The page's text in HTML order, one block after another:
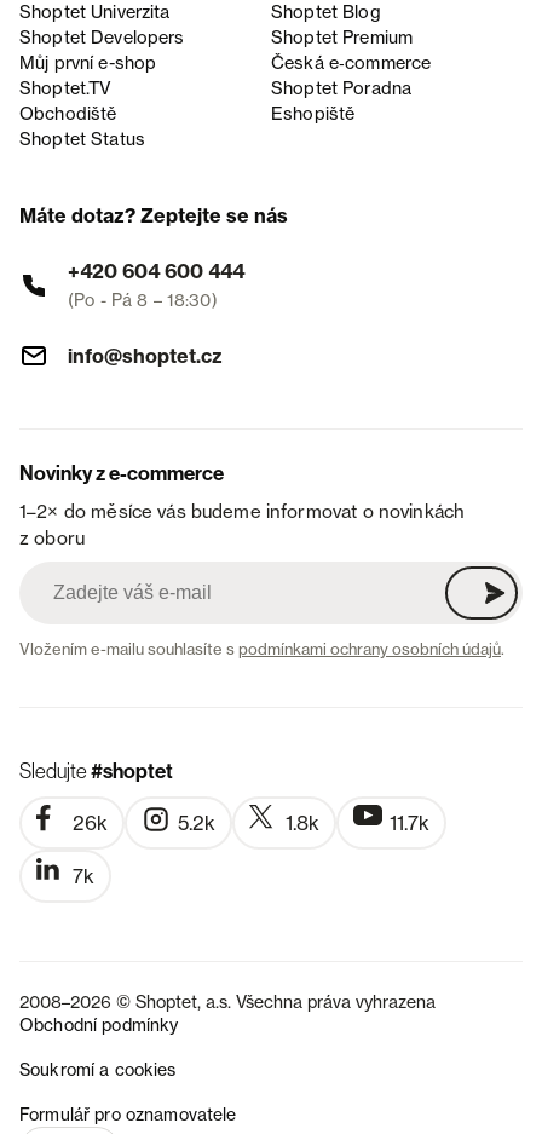
Shoptet Univerzita
Shoptet Blog
Shoptet Developers
Shoptet Premium
Můj první e-shop
Česká e‑commerce
Shoptet.TV
Shoptet Poradna
Obchodiště
Eshopiště
Shoptet Status
Máte dotaz? Zeptejte se nás
+420 604 600 444
(Po - Pá 8 – 18:30)
info@shoptet.cz
Novinky z e-commerce
1–2× do měsíce vás budeme informovat o novinkách
z oboru
Vložením e-mailu souhlasíte spodmínkami ochrany osobních údajů.
Sledujte#shoptet
26k 5.2k 1.8k 11.7k
7k
2008–2026 © Shoptet, a.s. Všechna práva vyhrazena
Obchodní podmínky
Soukromí a cookies
Formulář pro oznamovatele